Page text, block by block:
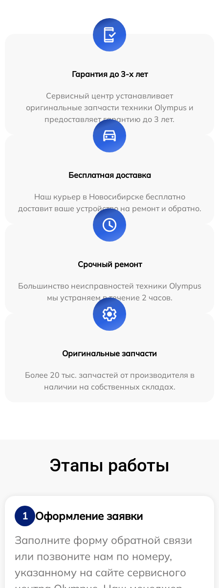
Гарантия до 3-х лет
Сервисный центр устанавливает
оригинальные запчасти техники Olympus и
предоставляет гарантию до 3 лет.
Бесплатная доставка
Наш курьер в Новосибирске бесплатно
доставит ваше устройство на ремонт и обратно.
Срочный ремонт
Большинство неисправностей техники Olympus
мы устраняем в течение 2 часов.
Оригинальные запчасти
Более 20 тыс. запчастей от производителя в
наличии на собственных складах.
Этапы работы
1
Оформление заявки
Заполните форму обратной связи
или позвоните нам по номеру,
указанному на сайте сервисного